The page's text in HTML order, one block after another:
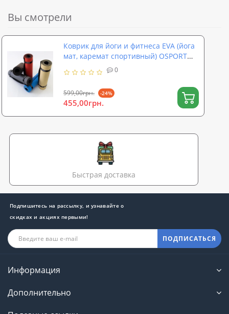
Вы смотрели
Коврик для йоги и фитнеса EVA (йога
мат, каремат спортивный) OSPORT
ECO Friendly Pro 4 мм (OF-0097)
0
599,00грн. -24%
455,00грн.
Быстрая доставка
Подпишитесь на рассылку, и узнавайте о
скидках и акциях первыми!
ПОДПИСАТЬСЯ
Информация
Дополнительно